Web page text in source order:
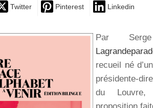
Twitter Pinterest Linkedin
Par
recueil né
présidente-
du